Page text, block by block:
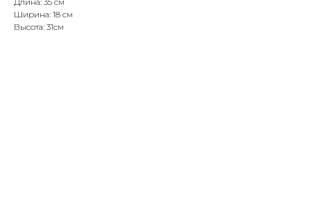
Ширина: 18 см
Высота: 31см